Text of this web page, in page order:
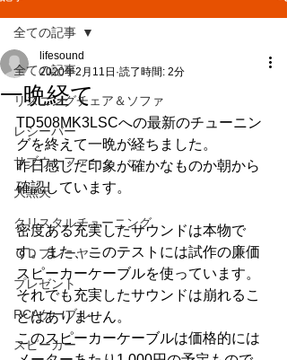
全ての記事
リスニングチェア＆ソファ
レシーバー
サブウーファー
大黒天
クリスタルチューニング
ＣＤプレーヤー
プレゼント
RCAケーブル
スピーカー
全ての記事
一晩経て
lifesound
2020年2月11日 読了時間: 2分
TD508MK3LSCへの最新のチューニン
グを終えて一晩が経ちました。
昨日感じた印象が確かなものか朝から
確認しています。
密度ある充実したサウンドは本物で
す。また、このテストには試作の廉価
スピーカーケーブルを使っています。
それでも充実したサウンドは崩れるこ
とはありません。
このスピーカーケーブルは価格的には